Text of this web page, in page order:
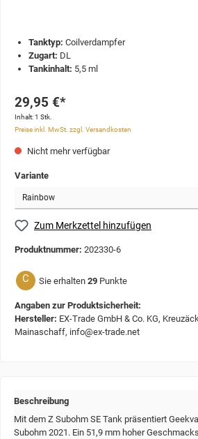
Tanktyp: Coilverdampfer
Zugart: DL
Tankinhalt: 5,5 ml
29,95 €*
Inhalt:1 Stk.
Preise inkl. MwSt. zzgl. Versandkosten
Nicht mehr verfügbar
Variante
Zum Merkzettel hinzufügen
Produktnummer: 202330-6
C Sie erhalten 29 Punkte
Angaben zur Produktsicherheit:
Hersteller: EX-Trade GmbH & Co. KG,
Mainaschaff, info@ex-trade.net
Beschreibung
Mit dem Z Subohm SE Tank präsentiert
Subohm 2021. Ein 51,9 mm hoher